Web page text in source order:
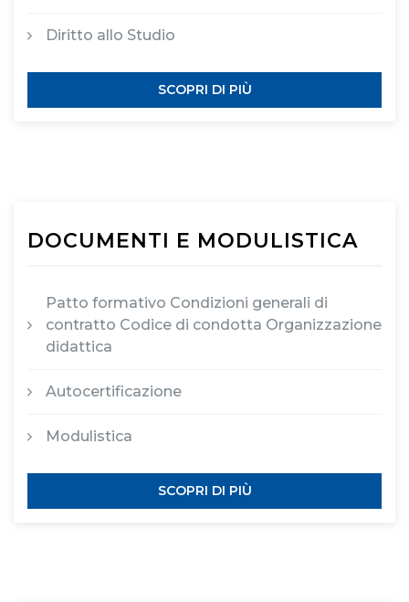
Diritto allo Studio
SCOPRI DI PIÙ
DOCUMENTI E MODULISTICA
Patto formativo Condizioni generali di
contratto Codice di condotta Organizzazione
didattica
Autocertificazione
Modulistica
SCOPRI DI PIÙ